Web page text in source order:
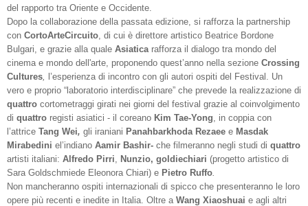
del rapporto tra Oriente e Occidente.
Dopo la collaborazione della passata edizione, si rafforza la partnership
con CortoArteCircuito , di cui è direttore artistico Beatrice Bordone
Bulgari, e grazie alla quale Asiatica rafforza il dialogo tra mondo del
cinema e mondo dell'arte, proponendo quest’anno nella sezione Crossing
Cultures
l’esperienza di incontro con gli autori ospiti del Festival. Un
vero e proprio “laboratorio interdisciplinare” che prevede la realizzazione di
quattro cortometraggi girati nei giorni del festival grazie al coinvolgimento
di quattro registi asiatici - il coreano Kim Tae-Yong , in coppia con
l’attrice Tang Wei, gli iraniani Panahbarkhoda Rezaee e Masdak
Mirabedini el’indiano Aamir Bashir- che filmeranno negli studi di quattro
artisti italiani: Alfredo Pirri Nunzio, goldiechiari (progetto artistico di
Sara Goldschmiede Eleonora Chiari) e Pietro Ruffo
Non mancheranno ospiti internazionali di spicco che presenteranno le loro
opere più recenti e inedite in Italia. Oltre a Wang Xiaoshuai e agli altri